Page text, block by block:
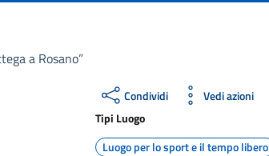
a Rosano”
Condividi
Vedi azioni
Tipi Luogo
Luogo per lo sport e il tempo libero